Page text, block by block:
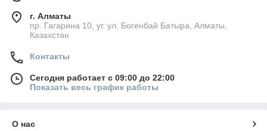
г. Алматы
пр. Гагарина 10, уг. ул. Богенбай Батыра, Алматы,
Казахстан
Контакты
Сегодня работает с 09:00 до 22:00
Показать весь график работы
О нас